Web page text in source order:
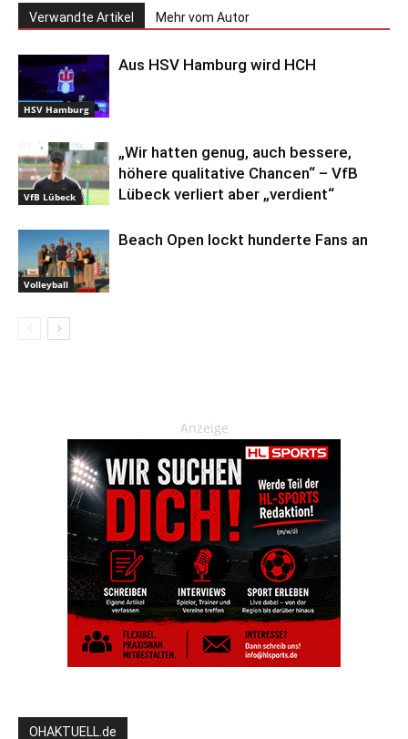
Verwandte Artikel Mehr vom Autor
HSV Hamburg
Aus HSV Hamburg wird HCH
VfB Lübeck
„Wir hatten genug, auch bessere,
höhere qualitative Chancen“ – VfB
Lübeck verliert aber „verdient“
Volleyball
Beach Open lockt hunderte Fans an
Anzeige
OHAKTUELL.de